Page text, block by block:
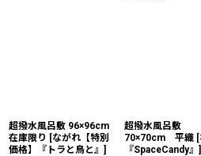
超撥水風呂敷 96×96cm
在庫限り [ながれ【特別
価格】『トラと鳥と』 ]
超撥水風呂敷
70×70cm 平織 [
『SpaceCandy』 ]